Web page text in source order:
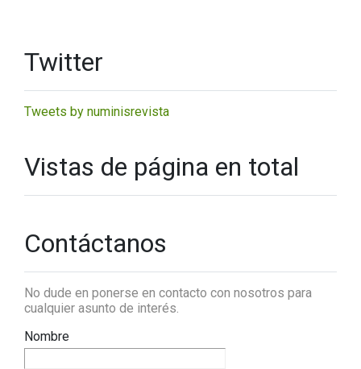
Twitter
Tweets by numinisrevista
Vistas de página en total
Contáctanos
No dude en ponerse en contacto con nosotros para
cualquier asunto de interés.
Nombre